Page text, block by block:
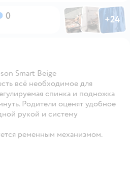
0 ФотоФотоФото
+24
Открыть
Smart Beige
всё необходимое для
спинка и подножка
Родители оценят удобное
рукой и систему
ременным механизмом.